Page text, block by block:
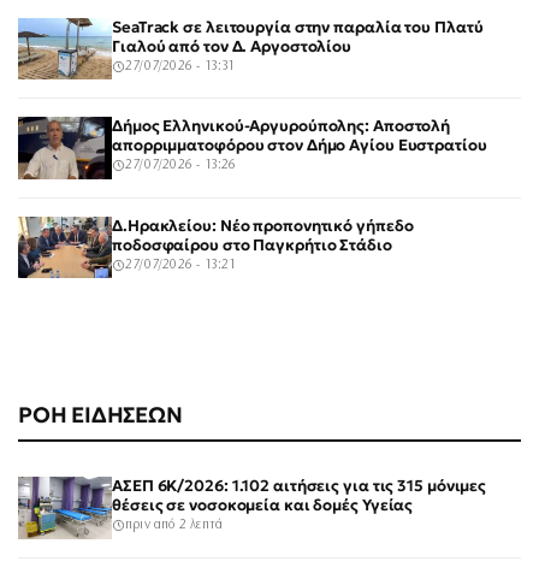
ΡΟΗ ΕΙΔΗΣΕΩΝ
ΑΣΕΠ 6Κ/2026: 1.102 αιτήσεις για τις 315 μόνιμες
θέσεις σε νοσοκομεία και δομές Υγείας
πριν από 2 λεπτά
SeaTrack σε λειτουργία στην παραλία του Πλατύ
Γιαλού από τον Δ. Αργοστολίου
27/07/2026 - 13:31
Δήμος Ελληνικού-Αργυρούπολης: Αποστολή
απορριμματοφόρου στον Δήμο Αγίου Ευστρατίου
27/07/2026 - 13:26
Δ.Ηρακλείου: Νέο προπονητικό γήπεδο
ποδοσφαίρου στο Παγκρήτιο Στάδιο
27/07/2026 - 13:21